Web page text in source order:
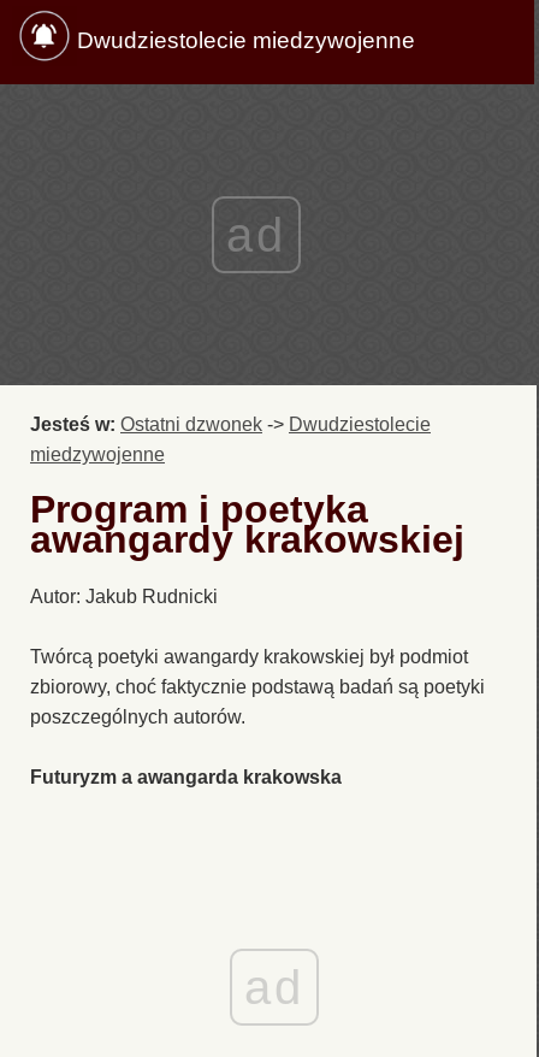
Dwudziestolecie miedzywojenne
ad
Jesteś w: Ostatni dzwonek -> Dwudziestolecie
miedzywojenne
Program i poetyka
awangardy krakowskiej
Autor: Jakub Rudnicki
Twórcą poetyki awangardy krakowskiej był podmiot
zbiorowy, choć faktycznie podstawą badań są poetyki
poszczególnych autorów.
Futuryzm a awangarda krakowska
ad